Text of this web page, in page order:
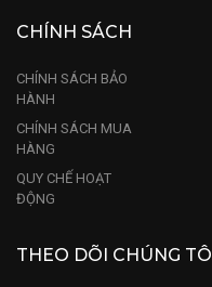
CHÍNH SÁCH
CHÍNH SÁCH BẢO
HÀNH
CHÍNH SÁCH MUA
HÀNG
QUY CHẾ HOẠT
ĐỘNG
THEO DÕI CHÚNG TÔI